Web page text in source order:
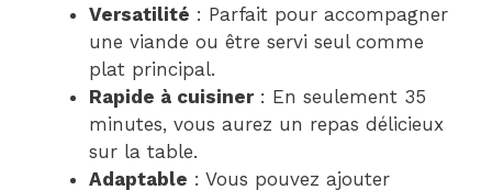
Versatilité : Parfait pour accompagner
une viande ou être servi seul comme
plat principal.
Rapide à cuisiner: En seulement 35
minutes, vous aurez un repas délicieux
sur la table.
Adaptable : Vous pouvez ajouter